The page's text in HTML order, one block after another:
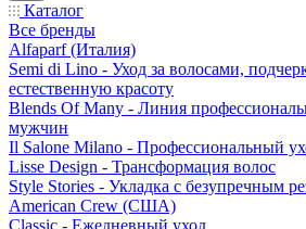
Каталог
Все бренды
Alfaparf (Италия)
Semi di Lino - Уход за волосами,
естественную красоту
Blends Of Many - Линия
мужчин
Il Salone Milano - Профессиональный
Lisse Design - Трансформация волос
Style Stories - Укладка с безупречным
American Crew (США)
Classic - Ежедневный уход